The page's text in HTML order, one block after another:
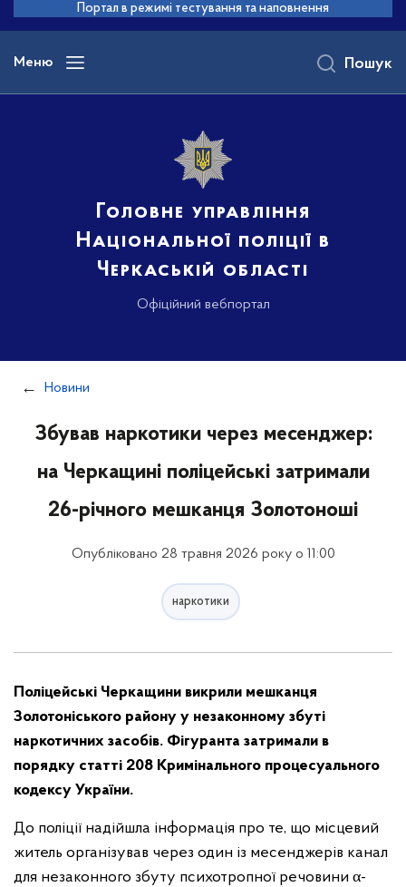
основного
вмісту
Портал в режимі тестування та наповнення
Меню
Головне управління
Національної поліції в
Черкаській області
Офіційний вебпортал
Пошук
Новини
Збував наркотики через месенджер:
на Черкащині поліцейські затримали
26-річного мешканця Золотоноші
Опубліковано 28 травня 2026 року о 11:00
наркотики
Поліцейські Черкащини викрили мешканця
Золотоніського району у незаконному збуті
наркотичних засобів. Фігуранта затримали в
порядку статті 208 Кримінального процесуального
кодексу України.
До поліції надійшла інформація про те, що місцевий
житель організував через один із месенджерів канал
для незаконного збуту психотропної речовини α-